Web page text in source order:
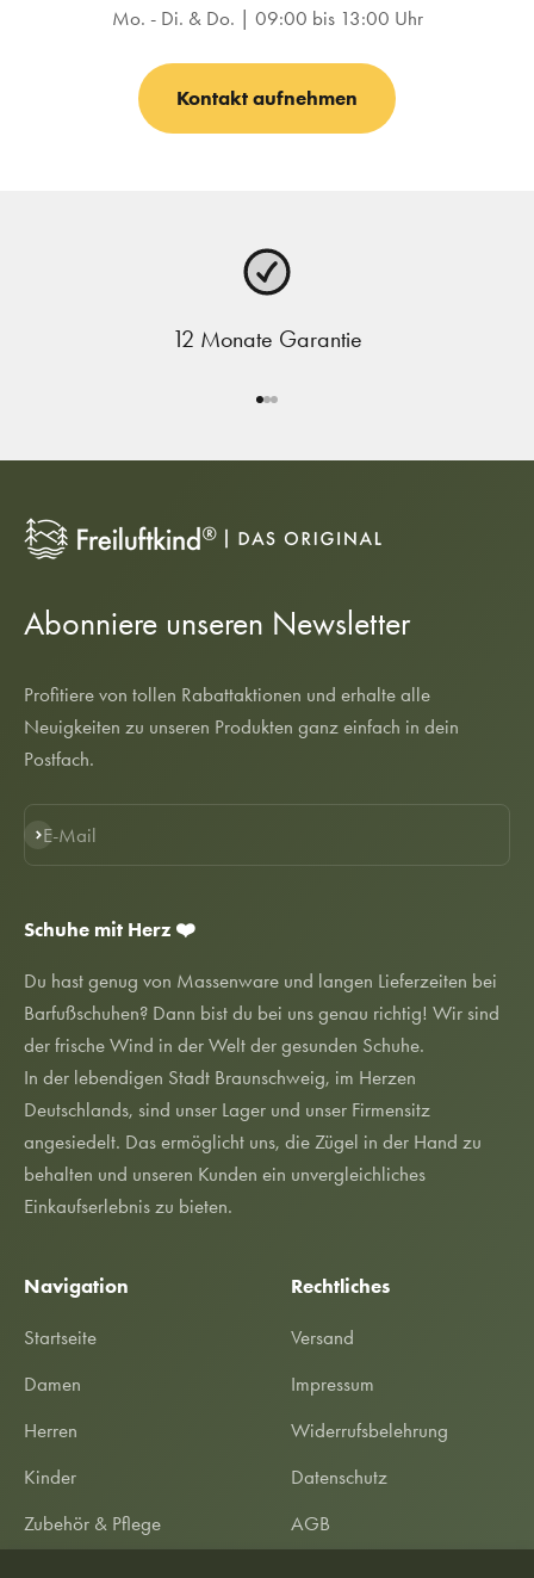
Mo. - Di. & Do. | 09:00 bis 13:00 Uhr
Kontakt aufnehmen
12 Monate Garantie
Abonniere unseren Newsletter
Profitiere von tollen Rabattaktionen und erhalte alle
Neuigkeiten zu unseren Produkten ganz einfach in dein
Postfach.
E-Mail
Abonnieren
Schuhe mit Herz ❤️
Du hast genug von Massenware und langen Lieferzeiten bei
Barfußschuhen? Dann bist du bei uns genau richtig! Wir sind
der frische Wind in der Welt der gesunden Schuhe.
In der lebendigen Stadt Braunschweig, im Herzen
Deutschlands, sind unser Lager und unser Firmensitz
angesiedelt. Das ermöglicht uns, die Zügel in der Hand zu
behalten und unseren Kunden ein unvergleichliches
Einkaufserlebnis zu bieten.
Navigation
Startseite
Damen
Herren
Kinder
Zubehör & Pflege
Rechtliches
Versand
Impressum
Widerrufsbelehrung
Datenschutz
AGB